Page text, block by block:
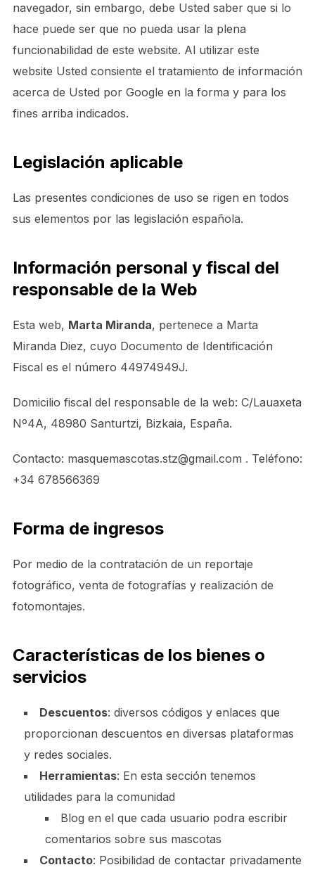
navegador, sin embargo, debe Usted saber que si lo
hace puede ser que no pueda usar la plena
funcionabilidad de este website. Al utilizar este
website Usted consiente el tratamiento de información
acerca de Usted por Google en la forma y para los
fines arriba indicados.
Legislación aplicable
Las presentes condiciones de uso se rigen en todos
sus elementos por las legislación española.
Información personal y fiscal del
responsable de la Web
Esta web, Marta Miranda, pertenece a Marta
Miranda Diez, cuyo Documento de Identificación
Fiscal es el número 44974949J.
Domicilio fiscal del responsable de la web: C/Lauaxeta
Nº4A, 48980 Santurtzi, Bizkaia, España.
Contacto: masquemascotas.stz@gmail.com . Teléfono:
+34 678566369
Forma de ingresos
Por medio de la contratación de un reportaje
fotográfico, venta de fotografías y realización de
fotomontajes.
Características de los bienes o
servicios
Descuentos: diversos códigos y enlaces que
proporcionan descuentos en diversas plataformas
y redes sociales.
Herramientas: En esta sección tenemos
utilidades para la comunidad
Blog en el que cada usuario podra escribir
comentarios sobre sus mascotas
Contacto: Posibilidad de contactar privadamente